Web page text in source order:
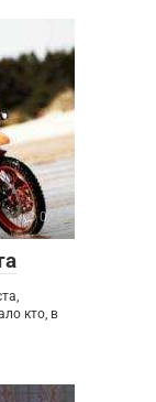
0
кто, в